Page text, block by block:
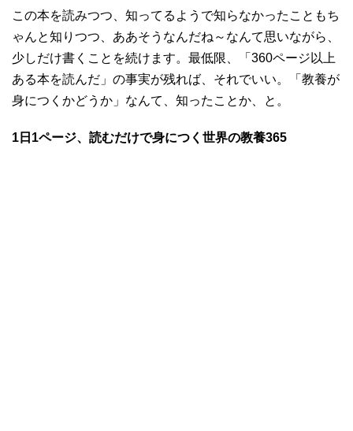
この本を読みつつ、知ってるようで知らなかったこともち
ゃんと知りつつ、ああそうなんだね～なんて思いながら、
少しだけ書くことを続けます。最低限、「360ページ以上
ある本を読んだ」の事実が残れば、それでいい。「教養が
身につくかどうか」なんて、知ったことか、と。
1日1ページ、読むだけで身につく世界の教養365